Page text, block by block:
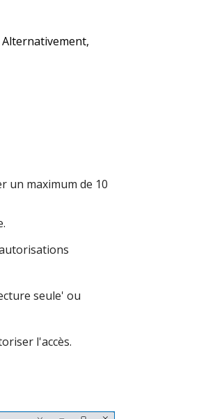
un maximum de 10
seule' ou
l'accès.